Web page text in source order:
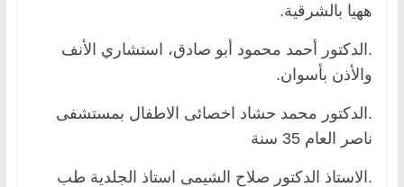
ههيا بالشرقية.
.الدكتور أحمد محمود أبو صادق، استشاري الأنف
والأذن بأسوان.
.الدكتور محمد حشاد اخصائى الاطفال بمستشفى
ناصر العام 35 سنة
.الاستاذ الدكتور صلاح الشيمى استاذ الجلدية طب